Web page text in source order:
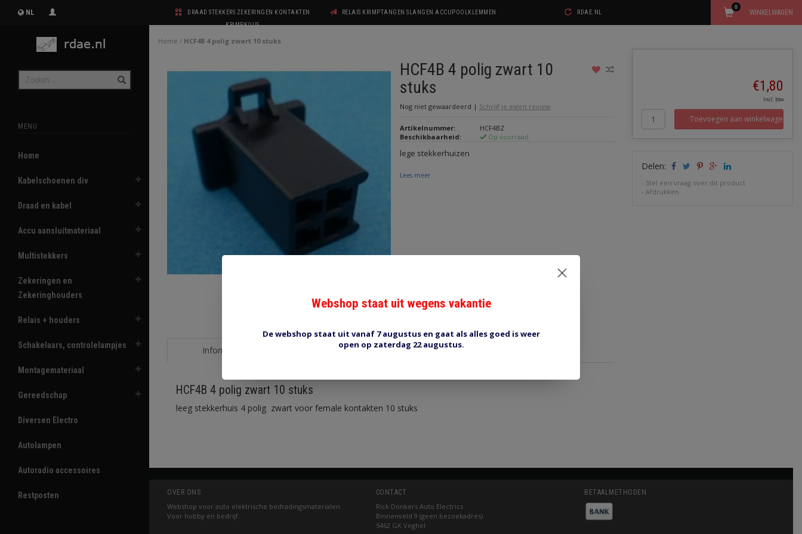
NL
DRAAD STEKKERS ZEKERINGEN KONTAKTEN
KRIMPKOUS
RELAIS KRIMPTANGEN SLANGEN ACCUPOOLKLEMMEN RDAE.NL WINKELWAGEN
0
MENU
Home
Kabelschoenen div
Draad en kabel
Accu aansluitmateriaal
Multistekkers
Zekeringen en
Zekeringhouders
Relais + houders
Schakelaars, controlelampjes
Montagemateriaal
Gereedschap
Diversen Electro
Autolampen
Autoradio accessoires
Restposten
Home / HCF4B 4 polig zwart 10 stuks
HCF4B 4 polig zwart 10
stuks
Nog niet gewaardeerd | Schrijf je eigen review
Artikelnummer:
HCF4BZ
Beschikbaarheid:
Op voorraad
lege stekkerhuizen
Lees meer
Informatie Reviews (0) Tags (0)
HCF4B 4 polig zwart 10 stuks
leeg stekkerhuis 4 polig zwart voor female kontakten 10 stuks
€1,80
Incl. btw
Toevoegen aan winkelwagen
Delen:
- Stel een vraag over dit product
-Afdrukken
OVER ONS
Webshop voor auto elektrische bedradingsmaterialen.
Voor hobby en bedrijf.
CONTACT
Rick Donkers Auto Electrics
Binnenveld 9 (geen bezoekadres)
5462 GK Veghel
BETAALMETHODEN
Webshop staat uit wegens vakantie
De webshop staat uit vanaf 7 augustus en gaat als alles goed is weer
open op zaterdag 22 augustus.